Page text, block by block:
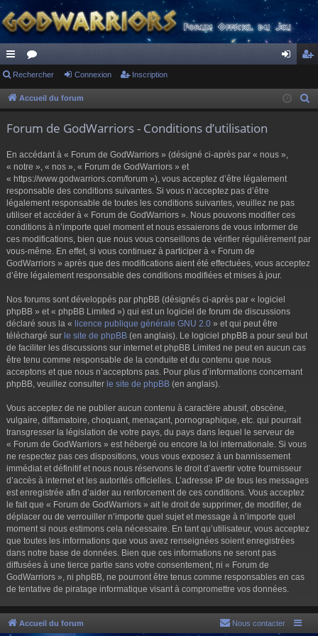
ac
co
s
or
u ne cri
Rechercher Connexion Inscription
Accueil du forum
Forum de GodWarriors - Conditions d’utilisation
En accédant à « Forum de GodWarriors » (désigné ci-après par « nous »,
« notre », « nos », « Forum de GodWarriors » et
« https://www.godwarriors.com/forum »), vous acceptez d’être légalement
responsable des conditions suivantes. Si vous n’acceptez pas d’être
légalement responsable de toutes les conditions suivantes, veuillez ne pas
utiliser et accéder à « Forum de GodWarriors ». Nous pouvons modifier ces
conditions à n’importe quel moment et nous essaierons de vous informer de
ces modifications, bien que nous vous conseillons de vérifier régulièrement par
vous-même. En effet, si vous continuez à participer à « Forum de
GodWarriors » après que des modifications aient été effectuées, vous acceptez
d’être légalement responsable des conditions modifiées et mises à jour.
Nos forums sont développés par phpBB (désignés ci-après par « logiciel
phpBB » et « phpBB Limited ») qui est un logiciel de forum de discussions
déclaré sous la « licence publique générale GNU 2.0 » et qui peut être
téléchargé sur le site de phpBB (en anglais). Le logiciel phpBB a pour seul but
de faciliter les discussions sur internet et phpBB Limited ne peut en aucun cas
être tenu comme responsable de la conduite et du contenu que nous
acceptons et que nous n’acceptons pas. Pour plus d’informations concernant
phpBB, veuillez consulter le site de phpBB (en anglais).
Vous acceptez de ne publier aucun contenu à caractère abusif, obscène,
vulgaire, diffamatoire, choquant, menaçant, pornographique, etc. qui pourrait
transgresser la législation de votre pays, du pays dans lequel le serveur de
« Forum de GodWarriors » est hébergé ou encore la loi internationale. Si vous
ne respectez pas ces dispositions, vous vous exposez à un bannissement
immédiat et définitif et nous nous réservons le droit d’avertir votre fournisseur
d’accès à internet et les autorités officielles. L’adresse IP de tous les messages
est enregistrée afin d’aider au renforcement de ces conditions. Vous acceptez
le fait que « Forum de GodWarriors » ait le droit de supprimer, de modifier, de
déplacer ou de verrouiller n’importe quel sujet et message à n’importe quel
moment si nous estimons cela nécessaire. En tant qu’utilisateur, vous acceptez
que toutes les informations que vous avez renseignées soient enregistrées
dans notre base de données. Bien que ces informations ne seront pas
diffusées à une tierce partie sans votre consentement, ni « Forum de
GodWarriors », ni phpBB, ne pourront être tenus comme responsables en cas
de tentative de piratage informatique visant à compromettre vos données.
Accueil du forum Nous contacter